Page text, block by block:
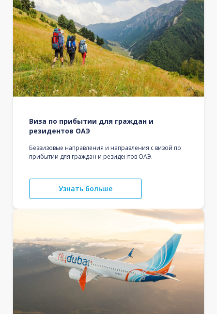
Виза по прибытии для граждан и
резидентов ОАЭ
Безвизовые направления и направления с визой по
прибытии для граждан и резидентов ОАЭ.
Узнать больше